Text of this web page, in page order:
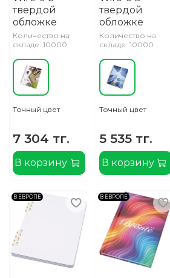
твердой
обложке
Количество на
складе: 10000
Точный цвет
7 304 тг.
В корзину
твердой
обложке
Количество на
складе: 10000
Точный цвет
5 535 тг.
В корзину
В ЕВРОПЕ В ЕВРОПЕ